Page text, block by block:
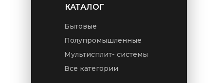
КАТАЛОГ
Бытовые
Полупромышленные
Мультисплит- системы
Все категории